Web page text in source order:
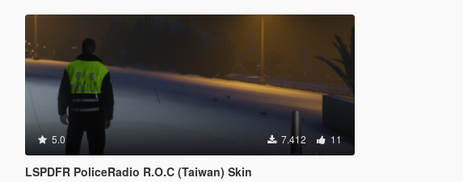
5.0 7.412 11
LSPDFR PoliceRadio R.O.C (Taiwan) Skin